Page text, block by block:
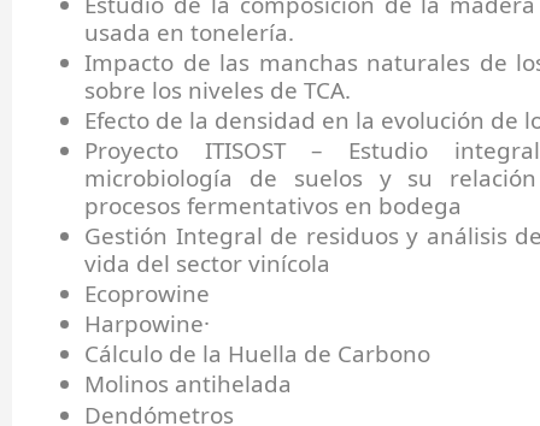
usada en tonelería.
Impacto de las manchas naturales de
sobre los niveles de TCA.
Efecto de la densidad en la evolución de
Proyecto ITISOST – Estudio
microbiología de suelos y su
procesos fermentativos en bodega
Gestión Integral de residuos y análisis
vida del sector vinícola
Ecoprowine
Harpowine·
Cálculo de la Huella de Carbono
Molinos antihelada
Dendómetros